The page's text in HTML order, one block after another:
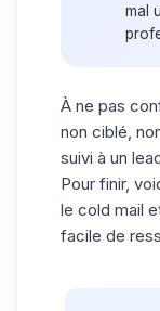
mal
À ne pas
non ciblé,
suivi à un
Pour finir,
le cold mail
facile de